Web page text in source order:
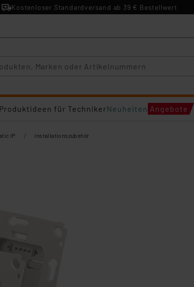
Kostenloser Standardversand ab 39 € Bestellwert
Produktideen für TechnikerNeuheiten Angebote
IP / Installationszubehör